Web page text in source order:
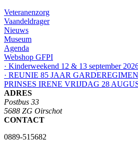
Veteranenzorg
Vaandeldrager
Nieuws
Museum
Agenda
Webshop GFPI
· Kinderweekend 12 & 13 september
· REUNIE 85 JAAR
PRINSES IRENE VRIJDAG 28
ADRES
Postbus 33
5688 ZG Oirschot
CONTACT
0889-515682